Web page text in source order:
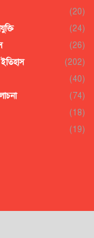
(20)
(24)
(26)
(202)
(40)
(74)
(18)
(19)